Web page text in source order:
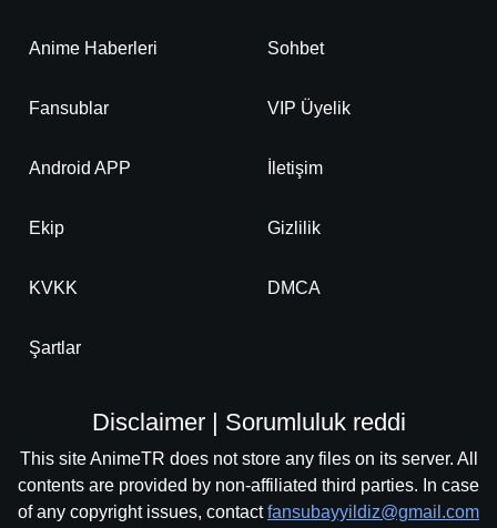
Anime Haberleri Sohbet
Fansublar VIP Üyelik
Android APP İletişim
Ekip Gizlilik
KVKK DMCA
Şartlar
Disclaimer | Sorumluluk reddi
This site AnimeTR does not store any files on its server. All
contents are provided by non-affiliated third parties. In case
of any copyright issues, contactfansubayyildiz@gmail.com